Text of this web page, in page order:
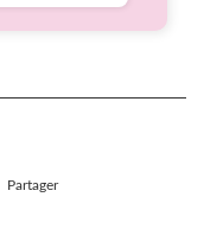
Partager